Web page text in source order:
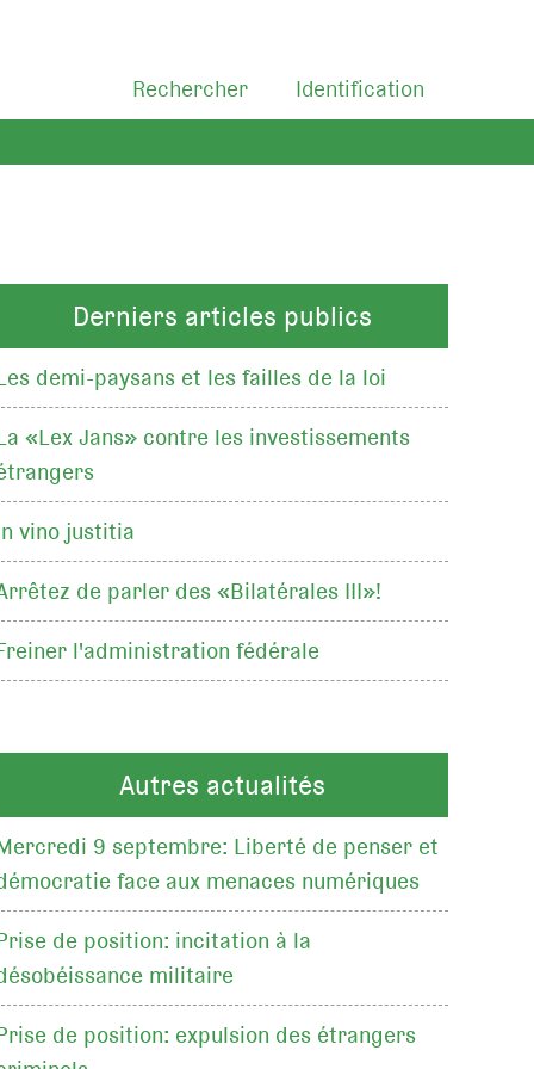
Identification
Rechercher
Derniers articles publics
demi-paysans et les failles de la loi
«Lex Jans» contre les investissements
vino justitia
de parler des «Bilatérales III»!
l'administration fédérale
Autres actualités
9 septembre: Liberté de penser et
face aux menaces numériques
de position: incitation à la
militaire
de position: expulsion des étrangers